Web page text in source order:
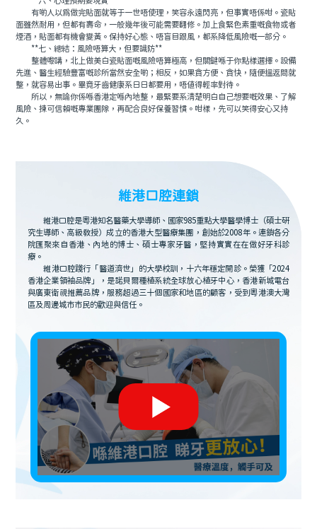
有啲人以爲做完貼面就等于一世唔使理，笑容永遠閃亮，但事實唔係咁。瓷貼
面雖然耐用，但都有壽命，一般幾年後可能需要翻修。加上食緊色素重嘅食物或者
煙酒，貼面都有機會變黃。保持好心態、唔盲目跟風，都系降低風險嘅一部分。
**七、總結：風險唔算大，但要識防**
整體嚟講，北上做美白瓷貼面嘅風險唔算極高，但關鍵喺于你點樣選擇。設備
先進、醫生經驗豐富嘅診所當然安全啲；相反，如果貪方便、貪快，隨便搵返間就
整，就容易出事。畢竟牙齒健康系日日都要用，唔值得輕率對待。
所以，無論你係喺香港定喺內地整，最緊要系清楚明白自己想要嘅效果、了解
風險、揀可信賴嘅專業團隊，再配合良好保養習慣。咁樣，先可以笑得安心又持
久。
維港口腔連鎖
維港口腔是粵港知名醫藥大學導師、國家985重點大學醫學博士（碩士研
究生導師、高級教授）成立的香港大型醫療集團，創始於2008年。連鎖各分
院匯聚來自香港、內地的博士、碩士專家牙醫，堅持實實在在做好牙科診
療。
維港口腔踐行「醫道濟世」的大學校訓，十六年穩定開診。榮獲「2024
香港企業領袖品牌」，是諾貝爾種植系統全球放心植牙中心，香港新城電台
與廣東衛視推薦品牌，服務超過三十個國家和地區的顧客，受到粵港澳大灣
區及周邊城市市民的歡迎與信任。